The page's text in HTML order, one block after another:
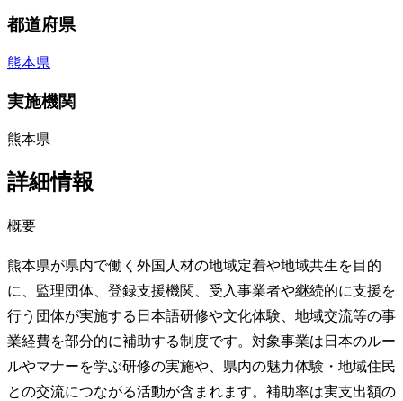
都道府県
熊本県
実施機関
熊本県
詳細情報
概要
熊本県が県内で働く外国人材の地域定着や地域共生を目的
に、監理団体、登録支援機関、受入事業者や継続的に支援を
行う団体が実施する日本語研修や文化体験、地域交流等の事
業経費を部分的に補助する制度です。対象事業は日本のルー
ルやマナーを学ぶ研修の実施や、県内の魅力体験・地域住民
との交流につながる活動が含まれます。補助率は実支出額の